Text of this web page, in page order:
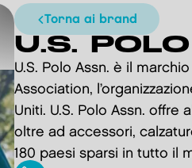
torna ai brand
U.S.
U.S. Polo Assn. è il
Association,
Uniti. U.S. Polo Assn.
oltre ad accessori,
180 paesi sparsi in tutto il